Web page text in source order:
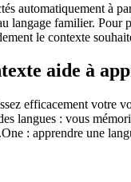
automatiquement à
langage familier.
le contexte
aide à
efficacement votre
langues : vous
: apprendre une